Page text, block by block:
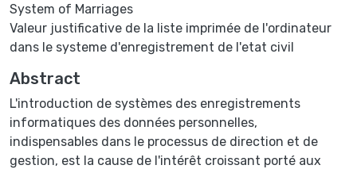
System of Marriages
Valeur justificative de la liste imprimée de l'ordinateur
dans le systeme d'enregistrement de l'etat civil
Abstract
L'introduction de systèmes des enregistrements
informatiques des données personnelles,
indispensables dans le processus de direction et de
gestion, est la cause de l'intérêt croissant porté aux